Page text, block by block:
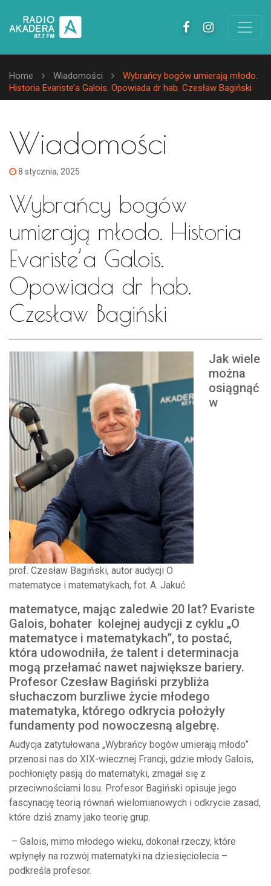
Home Wiadomości
Wybrańcy bogów umierają młodo.
Historia Evariste’a Galois. Opowiada dr hab. Czesław Bagiński
Wiadomości
8 stycznia, 2025
Wybrańcy bogów
umierają młodo. Historia
Evariste’a Galois.
Opowiada dr hab.
Czesław Bagiński
prof. Czesław Bagiński, autor audycji O
matematyce i matematykach, fot. A. Jakuć
Jak wiele
można
osiągnąć
w
matematyce, mając zaledwie 20 lat? Evariste
Galois, bohater kolejnej audycji z cyklu „O
matematyce i matematykach”, to postać,
która udowodniła, że talent i determinacja
mogą przełamać nawet największe bariery.
Profesor Czesław Bagiński przybliża
słuchaczom burzliwe życie młodego
matematyka, którego odkrycia położyły
fundamenty pod nowoczesną algebrę.
Audycja zatytułowana „Wybrańcy bogów umierają młodo”
przenosi nas do XIX-wiecznej Francji, gdzie młody Galois,
pochłonięty pasją do matematyki, zmagał się z
przeciwnościami losu. Profesor Bagiński opisuje jego
fascynację teorią równań wielomianowych i odkrycie zasad,
które dziś znamy jako teorię grup.
– Galois, mimo młodego wieku, dokonał rzeczy, które
wpłynęły na rozwój matematyki na dziesięciolecia –
podkreśla profesor.